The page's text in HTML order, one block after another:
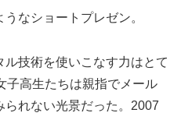
なショートプレゼン。
ル技術を使いこなす力はとて
子高生たちは親指でメール
られない光景だった。2007